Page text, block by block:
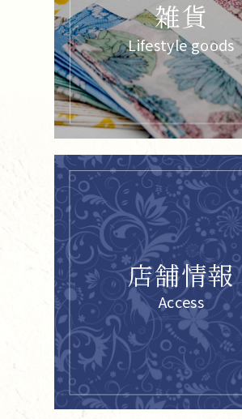
雑貨
Lifestyle goods
店舗情報
Access